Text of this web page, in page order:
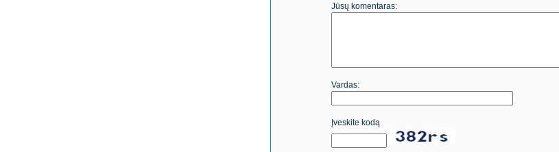
Jūsų komentaras:
Vardas:
Įveskite kodą